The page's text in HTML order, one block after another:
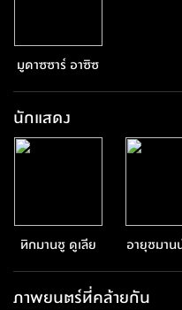
มูดาซซาร์ อาซิซ
นักแสดง
ทิกมานชู ดูเลีย
อายุชมาน
น่า
ภาพยนตร์ที่คล้ายกัน